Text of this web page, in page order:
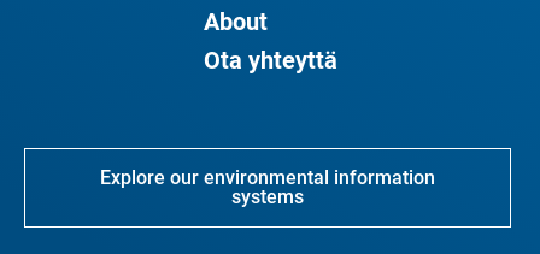
About
Ota yhteyttä
Explore our environmental information
systems